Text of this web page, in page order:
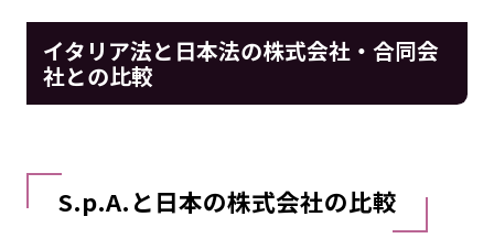
イタリア法と日本法の株式会社・合同会
社との比較
S.p.A.と日本の株式会社の比較